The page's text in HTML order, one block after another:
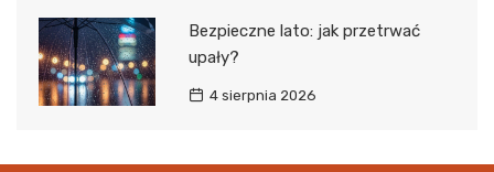
Bezpieczne lato: jak przetrwać
upały?
4 sierpnia 2026